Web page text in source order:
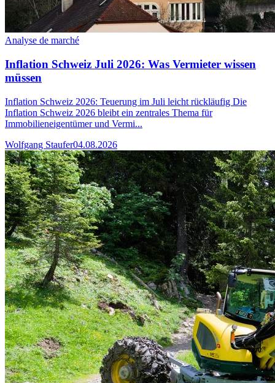
Analyse de marché
Inflation Schweiz Juli 2026: Was Vermieter wissen
müssen
Inflation Schweiz 2026: Teuerung im Juli leicht rückläufig Die
Inflation Schweiz 2026 bleibt ein zentrales Thema für
Immobilieneigentümer und Vermi...
Wolfgang Staufer04.08.2026